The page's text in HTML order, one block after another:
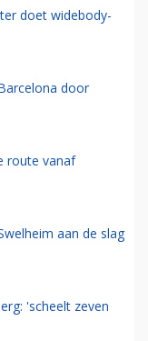
doet widebody-
door
route vanaf
aan de slag
'scheelt zeven